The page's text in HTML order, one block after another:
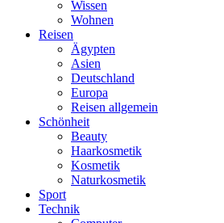
Wissen
Wohnen
Reisen
Ägypten
Asien
Deutschland
Europa
Reisen allgemein
Schönheit
Beauty
Haarkosmetik
Kosmetik
Naturkosmetik
Sport
Technik